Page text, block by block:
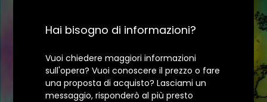
Hai bisogno di informazioni?
Vuoi chiedere maggiori informazioni
sull'opera? Vuoi conoscere il prezzo o fare
una proposta di acquisto? Lasciami un
messaggio, risponderò al più presto